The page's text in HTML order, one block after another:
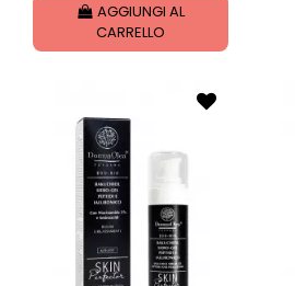
AGGIUNGI AL
CARRELLO